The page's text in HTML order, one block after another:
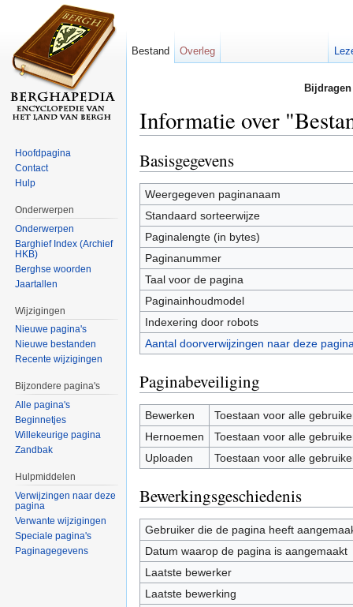
Informatie over
Basisgegevens
Weergegeven paginanaam
Standaard sorteerwijze
Paginalengte (in bytes)
Paginanummer
Taal voor de pagina
Paginainhoudmodel
Indexering door robots
Aantal doorverwijzingen naar deze
Paginabeveiliging
Bewerken
Toestaan voor alle
Hernoemen
Toestaan voor alle
Uploaden
Toestaan voor alle
Bewerkingsgeschiedenis
Gebruiker die de pagina heeft
Datum waarop de pagina is aangemaakt
Laatste bewerker
Laatste bewerking
Bestand Overleg
Hoofdpagina
Contact
Hulp
Onderwerpen
Onderwerpen
Barghief Index (Archief
HKB)
Berghse woorden
Jaartallen
Wijzigingen
Nieuwe pagina's
Nieuwe bestanden
Recente wijzigingen
Bijzondere pagina's
Alle pagina's
Beginnetjes
Willekeurige pagina
Zandbak
Hulpmiddelen
Verwijzingen naar deze
pagina
Verwante wijzigingen
Speciale pagina's
Paginagegevens